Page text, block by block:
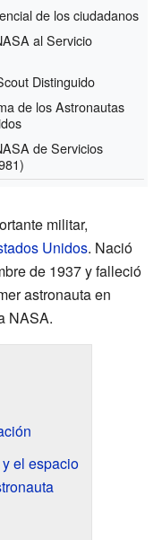
de los ciudadanos
al Servicio
Distinguido
de los Astronautas
de Servicios
militar,
Unidos. Nació
de 1937 y falleció
astronauta en
NASA.
el espacio